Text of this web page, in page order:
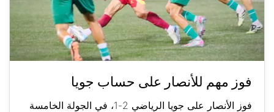
فوز مهم للأنصار على حساب جويا
فوز الأنصار على جويا الرياضي 2-1، في الجولة الخامسة